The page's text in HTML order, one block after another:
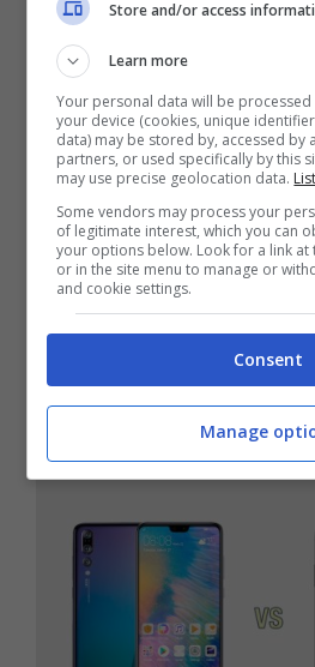
Huawei P20 Pro vs
confronto
Store and/or access
Learn more
Your personal data will be
your device (cookies, unique
data) may be stored by, accessed by
partners, or used specifically by this
may use precise geolocation data.
Some vendors may process your
of legitimate interest, which you can
your options below. Look for a link
or in the site menu to manage or
and cookie settings.
Consent
Manage